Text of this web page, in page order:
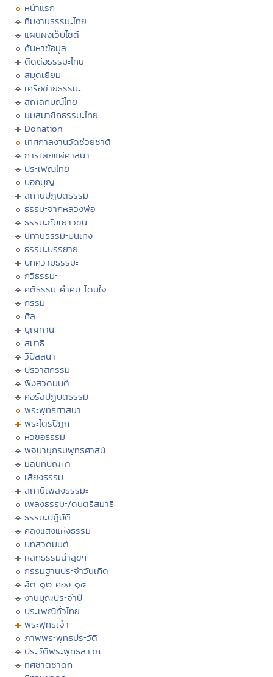
หน้าแรก
ทีมงานธรรมะไทย
แผนผังเว็บไซต์
ค้นหาข้อมูล
ติดต่อธรรมะไทย
สมุดเยี่ยม
เครือข่ายธรรมะ
สัญลักษณ์ไทย
มุมสมาชิกธรรมะไทย
Donation
เทศกาลงานวัดช่วยชาติ
การเผยแผ่ศาสนา
ประเพณีไทย
บอกบุญ
สถานปฏิบัติธรรม
ธรรมะจากหลวงพ่อ
ธรรมะกับเยาวชน
นิทานธรรมะบันเทิง
ธรรมะบรรยาย
บทความธรรมะ
กวีธรรมะ
คติธรรม คำคม โดนใจ
กรรม
ศีล
บุญทาน
สมาธิ
วิปัสสนา
ปริวาสกรรม
ฟังสวดมนต์
คอร์สปฏิบัติธรรม
พระพุทธศาสนา
พระไตรปิฏก
หัวข้อธรรม
พจนานุกรมพุทธศาสน์
มิลินทปัญหา
เสียงธรรม
สถานีเพลงธรรมะ
เพลงธรรมะ/ดนตรีสมาธิ
ธรรมะปฏิบัติ
คลังแสงแห่งธรรม
บทสวดมนต์
หลักธรรมนำสุขฯ
กรรมฐานประจำวันเกิด
ฮีต ๑๒ คอง ๑๔
งานบุญประจำปี
ประเพณีทั่วไทย
พระพุทธเจ้า
ภาพพระพุทธประวัติ
ประวัติพระพุทธสาวก
ทศชาติชาดก